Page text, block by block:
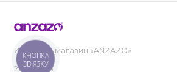
Интернет-магазин «ANZAZO»
2019-2026
КНОПКА
ЗВ'ЯЗКУ